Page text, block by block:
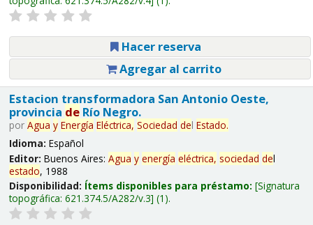
Hacer reserva
Agregar al carrito
Estacion transformadora San Antonio Oeste,
provincia deRío Negro.
por Agua y Energía Eléctrica, Sociedad del Estado.
Idioma: Español
Editor: Buenos Aires: Agua y energía eléctrica, sociedad del
estado, 1988
Disponibilidad: Ítems disponibles para préstamo: Signatura
topográfica: 621.374.5/A282/v.3 (1).